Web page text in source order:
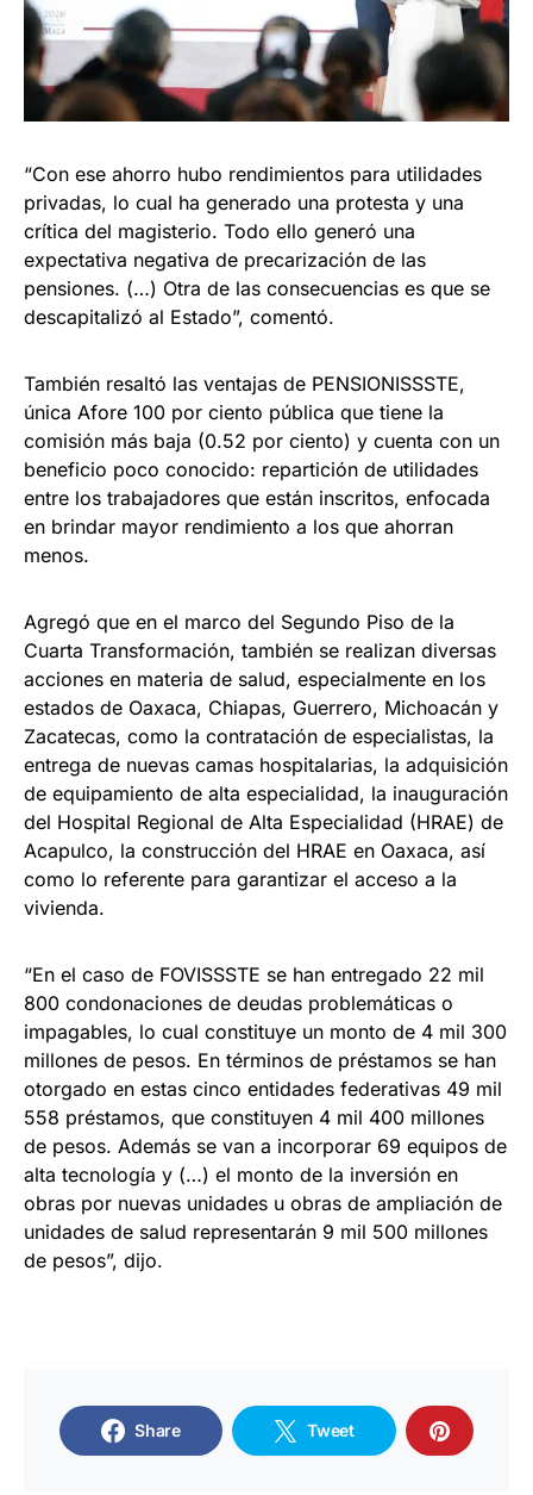
“Con ese ahorro hubo rendimientos para utilidades
privadas, lo cual ha generado una protesta y una
crítica del magisterio. Todo ello generó una
expectativa negativa de precarización de las
pensiones. (…) Otra de las consecuencias es que se
descapitalizó al Estado”, comentó.
También resaltó las ventajas de PENSIONISSSTE,
única Afore 100 por ciento pública que tiene la
comisión más baja (0.52 por ciento) y cuenta con un
beneficio poco conocido: repartición de utilidades
entre los trabajadores que están inscritos, enfocada
en brindar mayor rendimiento a los que ahorran
menos.
Agregó que en el marco del Segundo Piso de la
Cuarta Transformación, también se realizan diversas
acciones en materia de salud, especialmente en los
estados de Oaxaca, Chiapas, Guerrero, Michoacán y
Zacatecas, como la contratación de especialistas, la
entrega de nuevas camas hospitalarias, la adquisición
de equipamiento de alta especialidad, la inauguración
del Hospital Regional de Alta Especialidad (HRAE) de
Acapulco, la construcción del HRAE en Oaxaca, así
como lo referente para garantizar el acceso a la
vivienda.
“En el caso de FOVISSSTE se han entregado 22 mil
800 condonaciones de deudas problemáticas o
impagables, lo cual constituye un monto de 4 mil 300
millones de pesos. En términos de préstamos se han
otorgado en estas cinco entidades federativas 49 mil
558 préstamos, que constituyen 4 mil 400 millones
de pesos. Además se van a incorporar 69 equipos de
alta tecnología y (…) el monto de la inversión en
obras por nuevas unidades u obras de ampliación de
unidades de salud representarán 9 mil 500 millones
de pesos”, dijo.
Share Tweet